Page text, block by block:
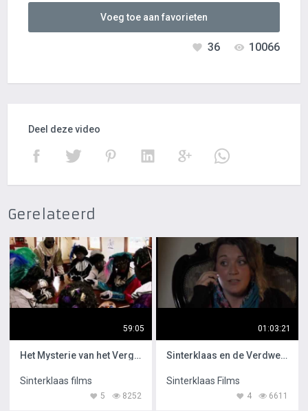
Voeg toe aan favorieten
10066
36
Deel deze video
Gerelateerd
59:05
Het Mysterie van het Vergeten Boek
Sinterklaas films
8252
5
01:03:21
Sinterklaas en de Verdwenen Pieten
Sinterklaas Films
6611
4